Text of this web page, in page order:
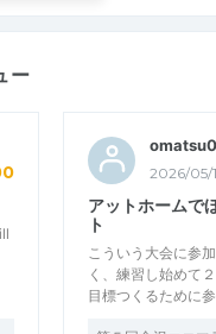
ー
2026/05/
アットホームで
ト
こういう大会に参
く、練習し始めて
目標つくるために